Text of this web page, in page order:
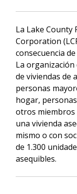
La Lake County
Corporation
consecuencia
La
de viviendas de
personas
hogar,
otros miembros
una vivienda
mismo o con
de 1.300
asequibles.